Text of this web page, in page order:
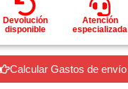
Devolución
disponible
Atención
especializada
Calcular Gastos de envío